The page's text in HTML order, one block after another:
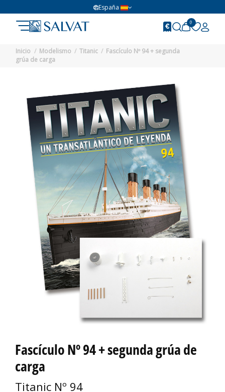
España
0
Inicio Modelismo Titanic
Fascículo Nº 94 + segunda
grúa de carga
Fascículo Nº 94 + segunda grúa de
carga
Titanic Nº 94